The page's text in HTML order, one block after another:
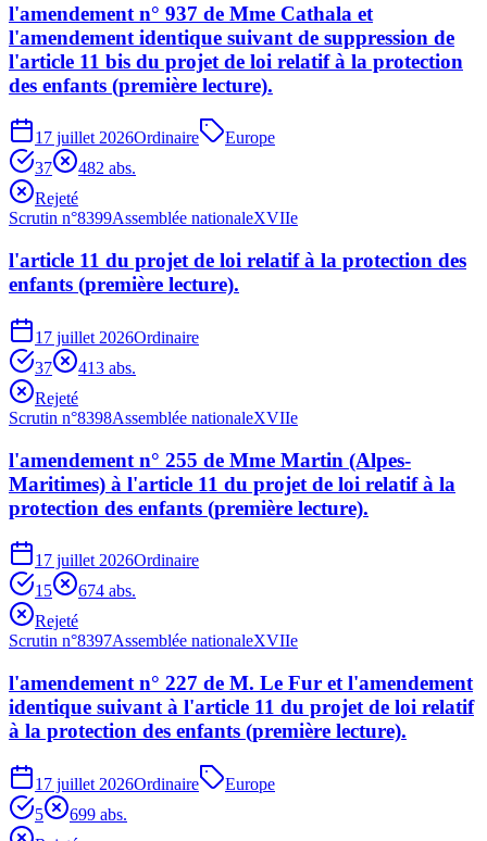
l'amendement n° 937 de Mme Cathala et
l'amendement identique suivant de suppression de
l'article 11 bis du projet de loi relatif à la protection
des enfants (première lecture).
17 juillet 2026Ordinaire
Europe
37
482 abs.
Rejeté
Scrutin n°8399Assemblée nationaleXVIIe
l'article 11 du projet de loi relatif à la protection des
enfants (première lecture).
17 juillet 2026Ordinaire
37
413 abs.
Rejeté
Scrutin n°8398Assemblée nationaleXVIIe
l'amendement n° 255 de Mme Martin (Alpes-
Maritimes) à l'article 11 du projet de loi relatif à la
protection des enfants (première lecture).
17 juillet 2026Ordinaire
15
674 abs.
Rejeté
Scrutin n°8397Assemblée nationaleXVIIe
l'amendement n° 227 de M. Le Fur et l'amendement
identique suivant à l'article 11 du projet de loi relatif
à la protection des enfants (première lecture).
17 juillet 2026Ordinaire
Europe
5
699 abs.